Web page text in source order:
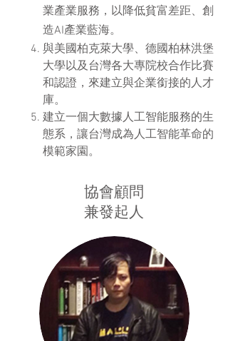
業產業服務，以降低貧富差距、創
造AI產業藍海。
與美國柏克萊大學、德國柏林洪堡
大學以及台灣各大專院校合作比賽
和認證，來建立與企業銜接的人才
庫。
建立一個大數據人工智能服務的生
態系，讓台灣成為人工智能革命的
模範家園。
協會顧問
兼發起人